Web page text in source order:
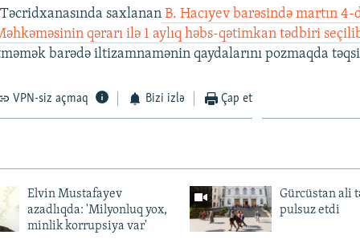
saxlanan B. Hacıyev barəsində martın 4-
qərarı ilə 1 aylıq həbs-qətimkan tədbiri
barədə iltizamnamənin qaydalarını pozmaqda
VPN-siz açmaq Bizi izlə Çap et
Elvin Mustafayev
azadlıqda: 'Milyonluq yox,
minlik korrupsiya var'
Gürcüstan ali
pulsuz etdi